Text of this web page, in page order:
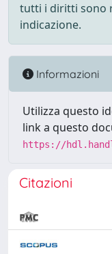
tutti i diritti sono
indicazione.
Informazioni
Utilizza questo
link a questo
https://
Citazioni